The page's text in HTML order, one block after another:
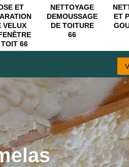
ET
VELUX
TOIT 66
NETTOYAGE
DEMOUSSAGE
DE TOITURE
66
ET